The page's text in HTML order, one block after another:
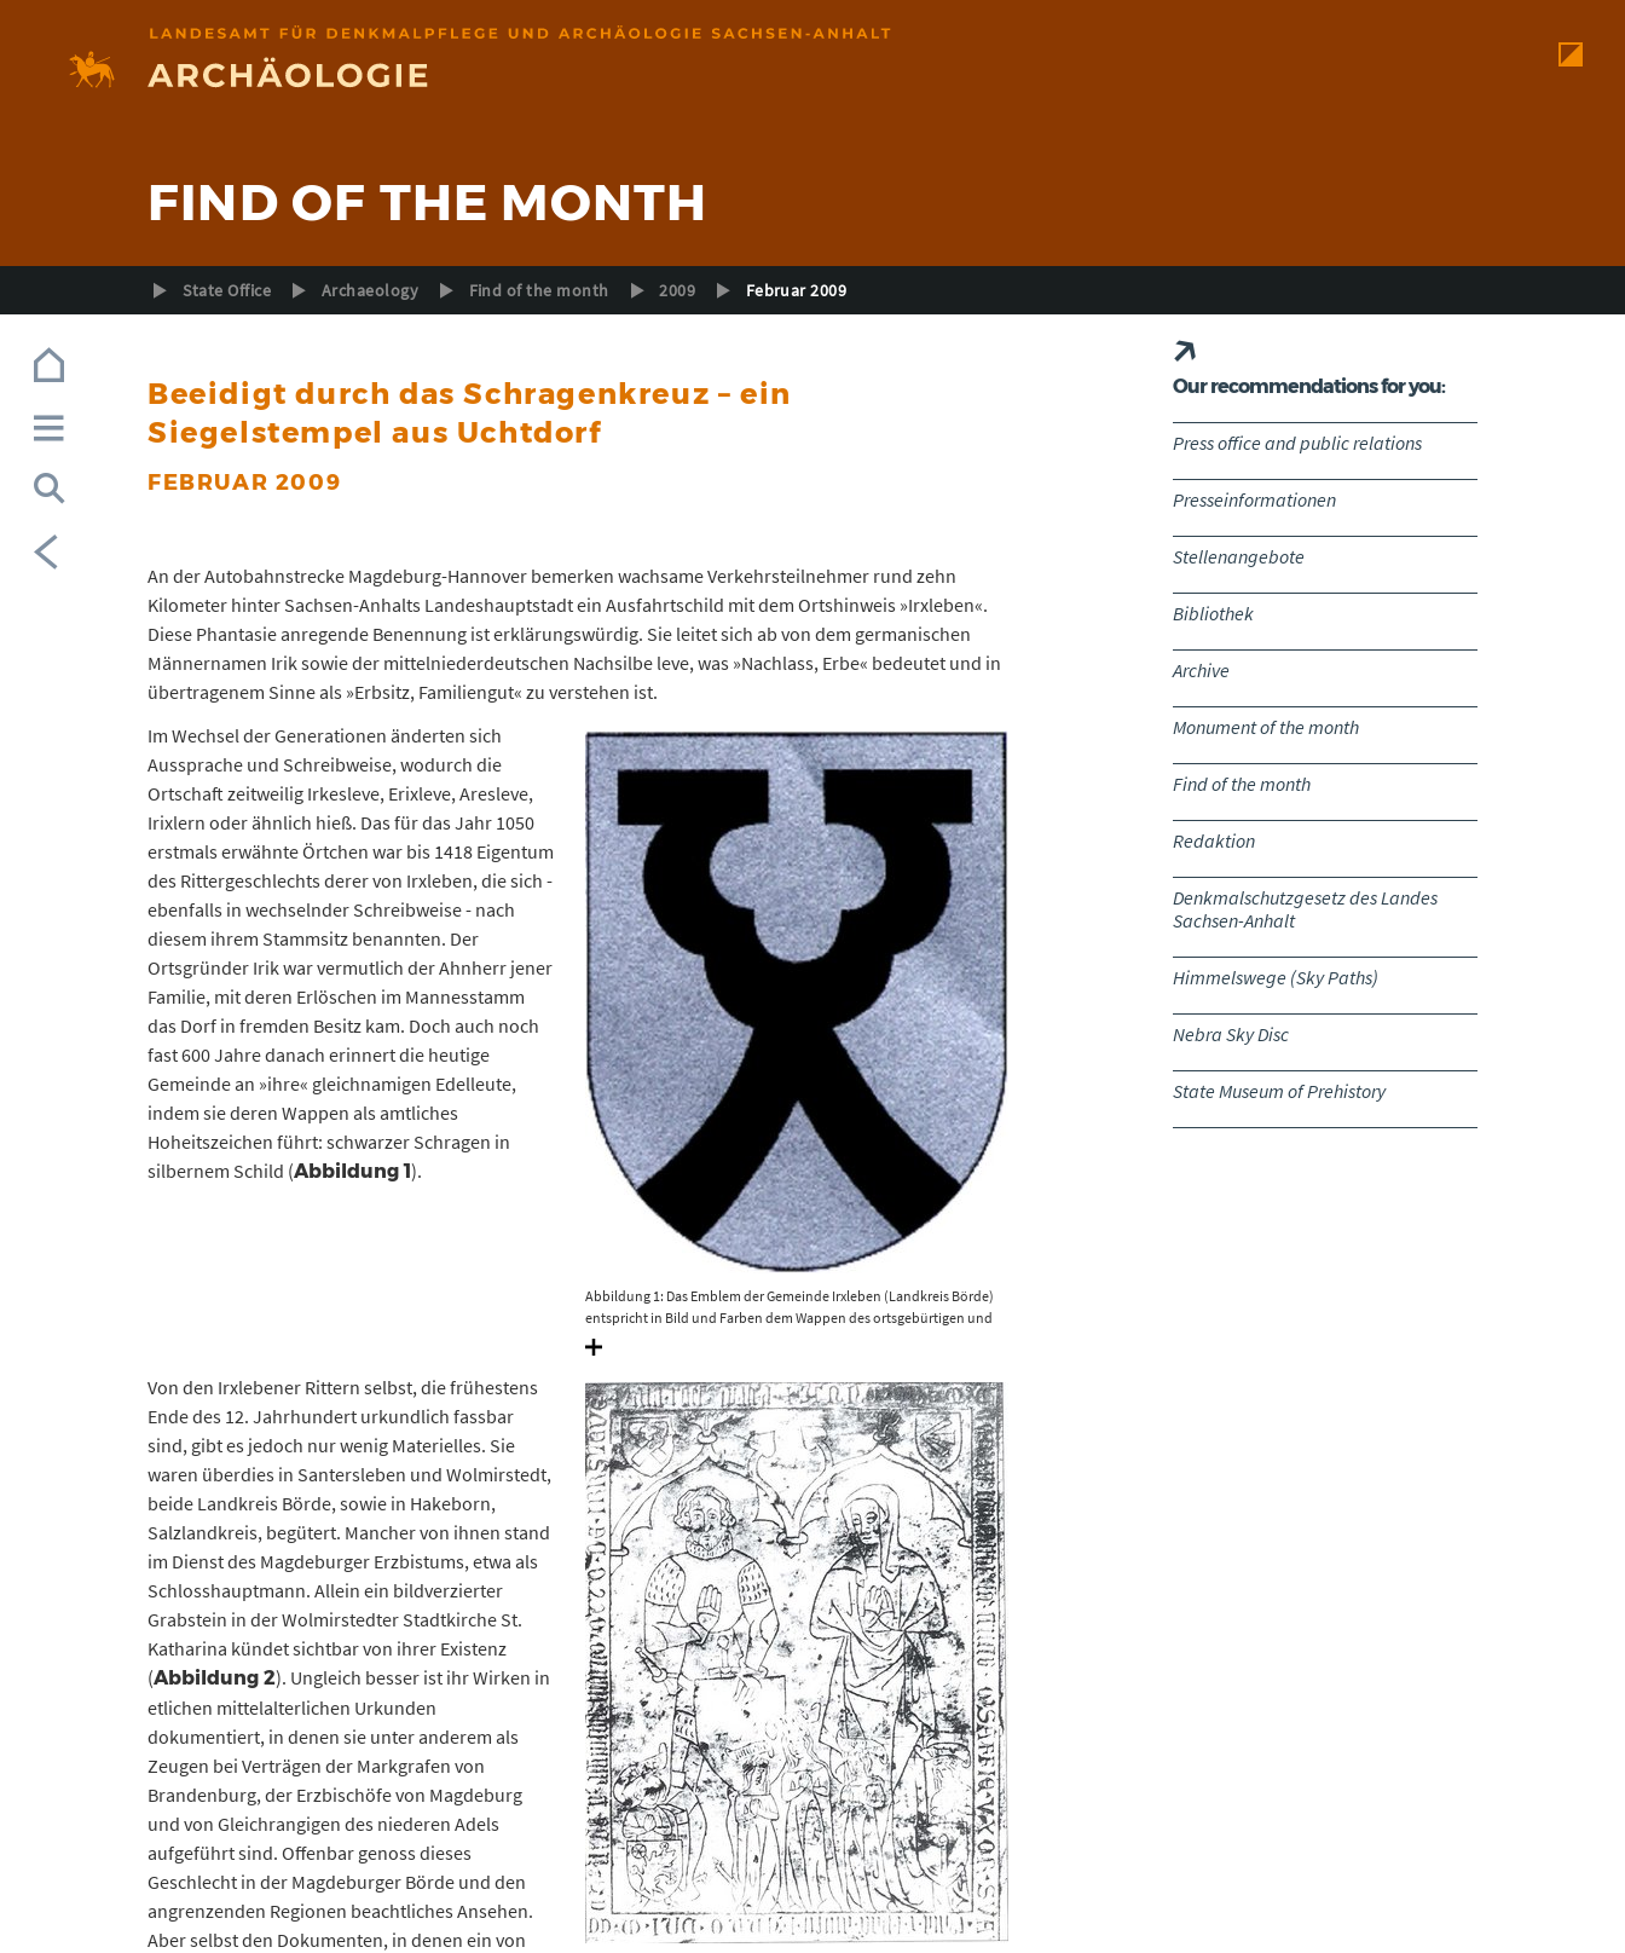
FIND OF THE MONTH
State Office Archaeology Find of the month 2009 Februar 2009
Beeidigt durch das Schragenkreuz – ein
Siegelstempel aus Uchtdorf
FEBRUAR 2009
An der Autobahnstrecke Magdeburg-Hannover bemerken wachsame Verkehrsteilnehmer rund zehn
Kilometer hinter Sachsen-Anhalts Landeshauptstadt ein Ausfahrtschild mit dem Ortshinweis »Irxleben«.
Diese Phantasie anregende Benennung ist erklärungswürdig. Sie leitet sich ab von dem germanischen
Männernamen Irik sowie der mittelniederdeutschen Nachsilbe leve, was »Nachlass, Erbe« bedeutet und in
übertragenem Sinne als »Erbsitz, Familiengut« zu verstehen ist.
Abbildung 1: Das Emblem der Gemeinde Irxleben (Landkreis Börde)
entspricht in Bild und Farben dem Wappen des ortsgebürtigen und
gleichnamigen Rittergeschlechts. © Gemeinderat Irxleben.
Im Wechsel der Generationen änderten sich
Aussprache und Schreibweise, wodurch die
Ortschaft zeitweilig Irkesleve, Erixleve, Aresleve,
Irixlern oder ähnlich hieß. Das für das Jahr 1050
erstmals erwähnte Örtchen war bis 1418 Eigentum
des Rittergeschlechts derer von Irxleben, die sich -
ebenfalls in wechselnder Schreibweise - nach
diesem ihrem Stammsitz benannten. Der
Ortsgründer Irik war vermutlich der Ahnherr jener
Familie, mit deren Erlöschen im Mannesstamm
das Dorf in fremden Besitz kam. Doch auch noch
fast 600 Jahre danach erinnert die heutige
Gemeinde an »ihre« gleichnamigen Edelleute,
indem sie deren Wappen als amtliches
Hoheitszeichen führt: schwarzer Schragen in
silbernem Schild (Abbildung 1).
Von den Irxlebener Rittern selbst, die frühestens
Ende des 12. Jahrhundert urkundlich fassbar
sind, gibt es jedoch nur wenig Materielles. Sie
waren überdies in Santersleben und Wolmirstedt,
beide Landkreis Börde, sowie in Hakeborn,
Salzlandkreis, begütert. Mancher von ihnen stand
im Dienst des Magdeburger Erzbistums, etwa als
Schlosshauptmann. Allein ein bildverzierter
Grabstein in der Wolmirstedter Stadtkirche St.
Katharina kündet sichtbar von ihrer Existenz
(Abbildung 2). Ungleich besser ist ihr Wirken in
etlichen mittelalterlichen Urkunden
dokumentiert, in denen sie unter anderem als
Zeugen bei Verträgen der Markgrafen von
Brandenburg, der Erzbischöfe von Magdeburg
und von Gleichrangigen des niederen Adels
aufgeführt sind. Offenbar genoss dieses
Geschlecht in der Magdeburger Börde und den
angrenzenden Regionen beachtliches Ansehen.
Aber selbst den Dokumenten, in denen ein von
Our recommendations for you:
Press office and public relations
Presseinformationen
Stellenangebote
Bibliothek
Archive
Monument of the month
Find of the month
Redaktion
Denkmalschutzgesetz des Landes
Sachsen-Anhalt
Himmelswege (Sky Paths)
Nebra Sky Disc
State Museum of Prehistory